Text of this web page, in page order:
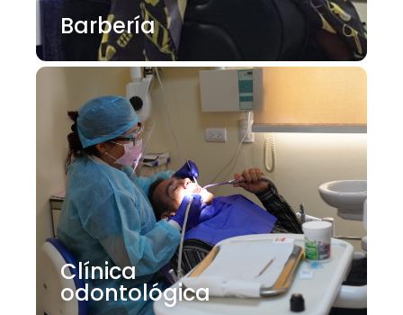
Barbería
Clínica
odontológica